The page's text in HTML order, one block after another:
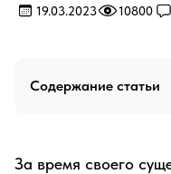
19.03.2023 10800
Содержание статьи
За время своего